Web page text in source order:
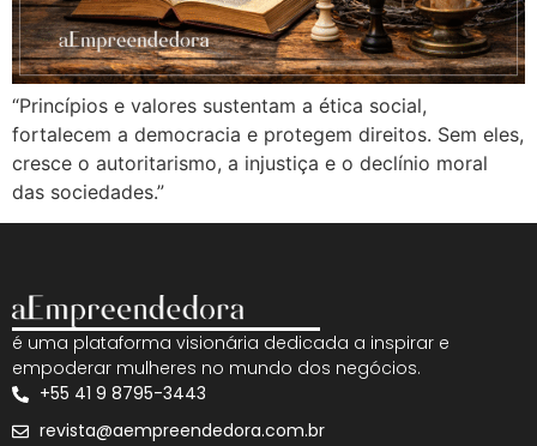
“Princípios e valores sustentam a ética social,
fortalecem a democracia e protegem direitos. Sem eles,
cresce o autoritarismo, a injustiça e o declínio moral
das sociedades.”
é uma plataforma visionária dedicada a inspirar e
empoderar mulheres no mundo dos negócios.
+55 41 9 8795-3443
revista@aempreendedora.com.br